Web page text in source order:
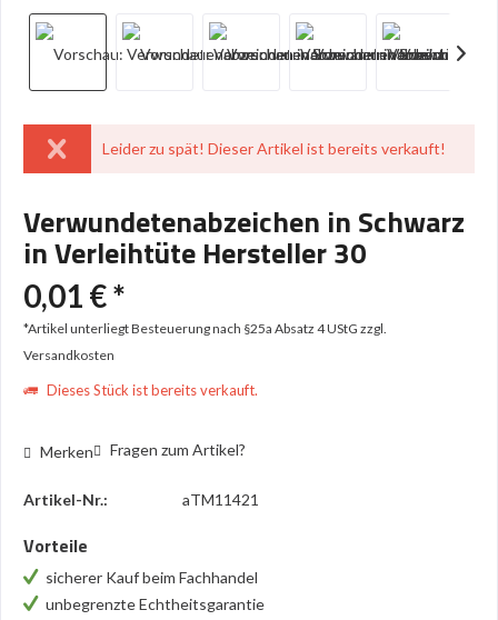
Leider zu spät! Dieser Artikel ist bereits verkauft!
Verwundetenabzeichen in Schwarz
in Verleihtüte Hersteller 30
0,01 € *
*Artikel unterliegt Besteuerung nach §25a Absatz 4 UStG zzgl.
Versandkosten
Dieses Stück ist bereits verkauft.
Merken Fragen zum Artikel?
Artikel-Nr.: aTM11421
Vorteile
sicherer Kauf beim Fachhandel
unbegrenzte Echtheitsgarantie